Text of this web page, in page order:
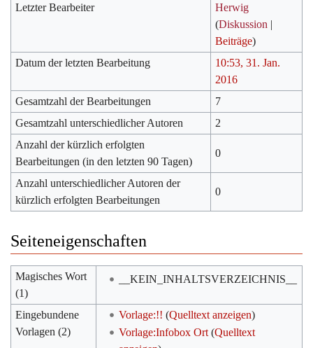
Letzter Bearbeiter
Herwig
(Diskussion |
Beiträge)
Datum der letzten Bearbeitung
10:53, 31. Jan.
2016
Gesamtzahl der Bearbeitungen
7
Gesamtzahl unterschiedlicher Autoren
2
Anzahl der kürzlich erfolgten
Bearbeitungen (in den letzten 90 Tagen)
0
Anzahl unterschiedlicher Autoren der
kürzlich erfolgten Bearbeitungen
0
Seiteneigenschaften
Magisches Wort
(1)
__KEIN_INHALTSVERZEICHNIS__
Eingebundene
Vorlagen (2)
Vorlage:!! (Quelltext anzeigen)
Vorlage:Infobox Ort (Quelltext